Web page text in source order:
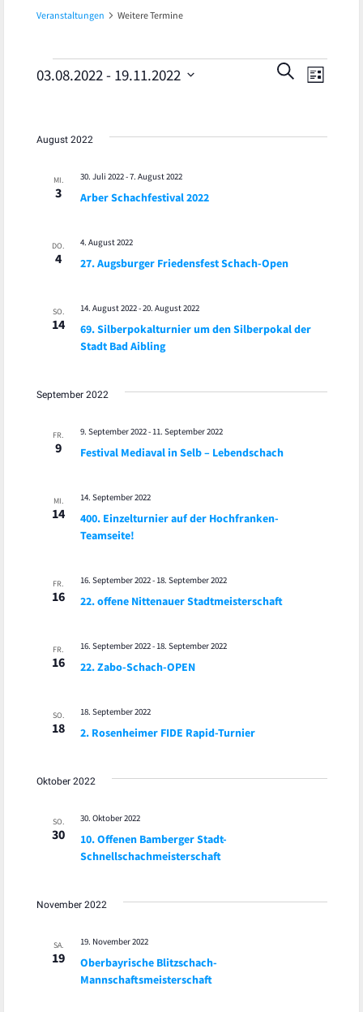
Veranstaltungen Weitere Termine
Veranstaltungen
und
SUCHE
LISTE
03.08.2022 - 19.11.2022
August 2022
MI.
3 Arber Schachfestival 2022
30. Juli 2022-7. August 2022
DO.
4 27. Augsburger Friedensfest Schach-Open
4. August 2022
SO.
14
69. Silberpokalturnier um den Silberpokal der
Stadt Bad Aibling
14. August 2022-20. August 2022
September 2022
FR.
9 Festival Mediaval in Selb – Lebendschach
9. September 2022- 11. September 2022
MI.
14
400. Einzelturnier auf der Hochfranken-
Teamseite!
14. September 2022
FR.
16 22. offene Nittenauer Stadtmeisterschaft
16. September 2022- 18. September 2022
FR.
16 22. Zabo-Schach-OPEN
16. September 2022- 18. September 2022
SO.
18 2. Rosenheimer FIDE Rapid-Turnier
18. September 2022
Oktober 2022
SO.
30
10. Offenen Bamberger Stadt-
Schnellschachmeisterschaft
30. Oktober 2022
November 2022
SA.
19
Oberbayrische Blitzschach-
Mannschaftsmeisterschaft
19. November 2022